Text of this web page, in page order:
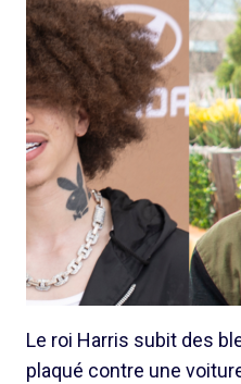
Le roi Harris subit des
plaqué contre une